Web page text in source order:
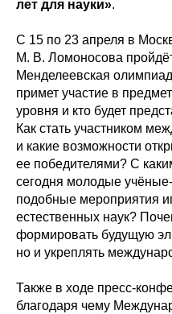
лет для науки».
С 15 по 23 апреля в
М. В. Ломоносова
Менделеевская
примет участие в
уровня и кто будет
Как стать участником
и какие возможности
ее победителями? С
сегодня молодые
подобные мероприятия
естественных наук?
формировать будущую
но и укреплять
Также в ходе пресс-
благодаря чему